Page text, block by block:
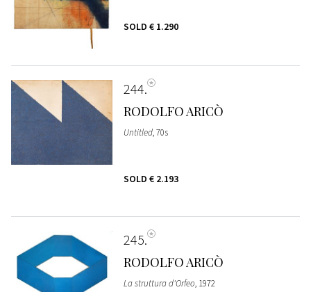
SOLD € 1.290
244
RODOLFO ARICÒ
Untitled, 70s
SOLD € 2.193
245
RODOLFO ARICÒ
La struttura d'Orfeo, 1972